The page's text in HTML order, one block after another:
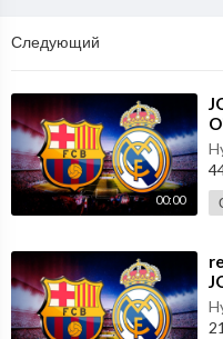
Следующий
00:00